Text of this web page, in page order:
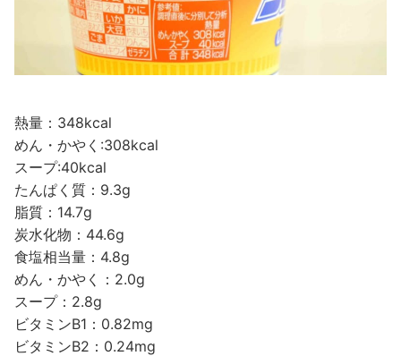
熱量：348kcal
めん・かやく:308kcal
スープ:40kcal
たんぱく質：9.3g
脂質：14.7g
炭水化物：44.6g
食塩相当量：4.8g
めん・かやく：2.0g
スープ：2.8g
ビタミンB1：0.82mg
ビタミンB2：0.24mg